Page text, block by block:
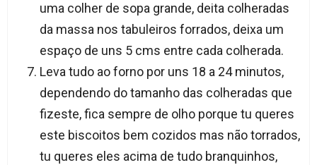
uma colher de sopa grande, deita colheradas
da massa nos tabuleiros forrados, deixa um
espaço de uns 5 cms entre cada colherada.
Leva tudo ao forno por uns 18 a 24 minutos,
dependendo do tamanho das colheradas que
fizeste, fica sempre de olho porque tu queres
este biscoitos bem cozidos mas não torrados,
tu queres eles acima de tudo branquinhos,